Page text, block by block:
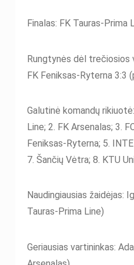
Finalas: FK Tauras-Prima
Rungtynės dėl trečiosios
FK Feniksas-Ryterna 3:3
Galutinė komandų
Line; 2. FK Arsenalas; 3.
Feniksas-Ryterna; 5.
7. Šančių Vėtra; 8. KTU
Naudingiausias žaidėjas:
Tauras-Prima Line)
Geriausias vartininkas: